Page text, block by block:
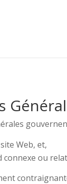
Web, et,
connexe ou